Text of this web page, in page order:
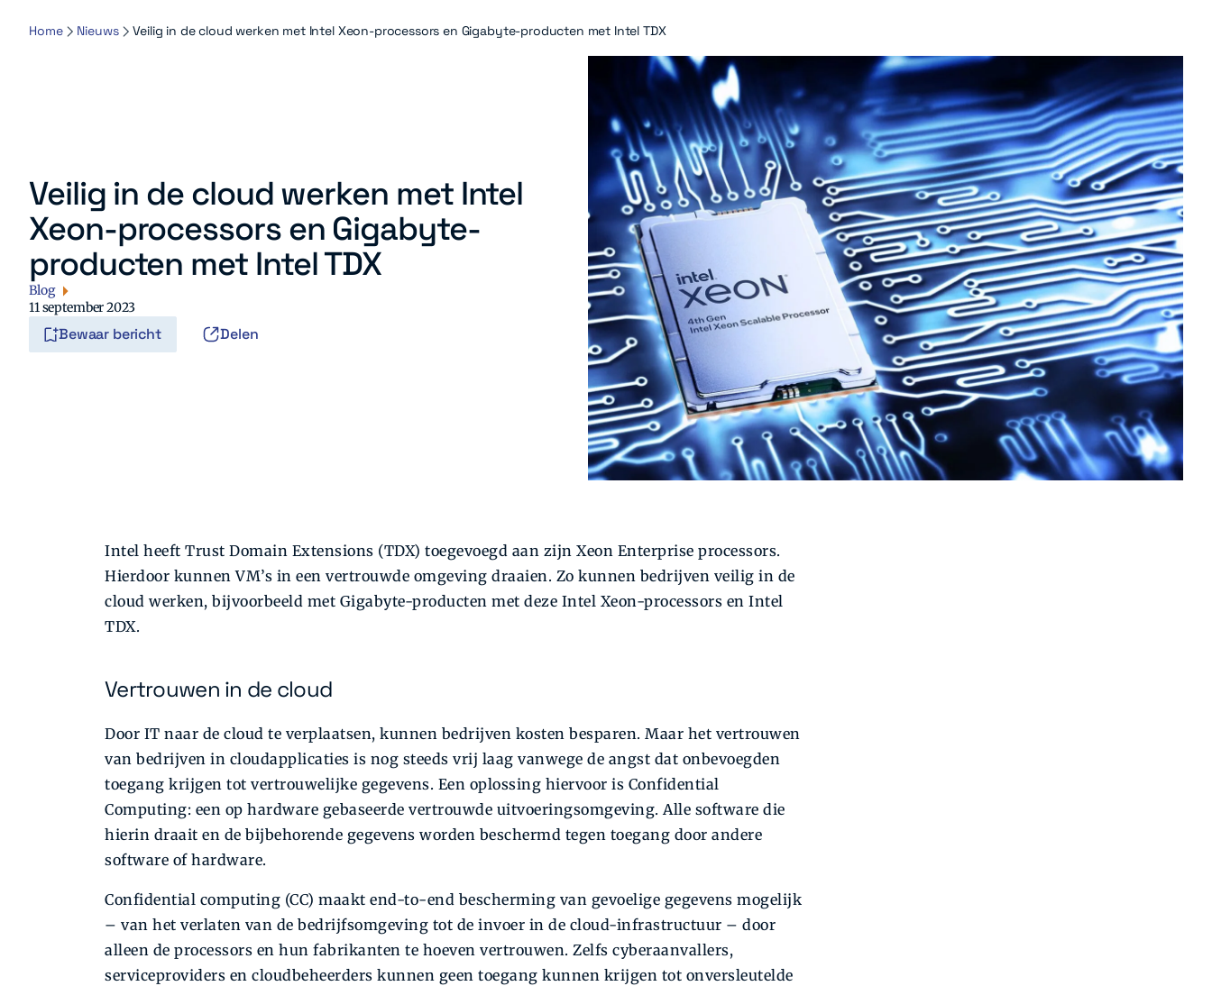
Home Nieuws Veilig in de cloud werken met Intel Xeon-processors en Gigabyte-producten met Intel TDX
Veilig in de cloud werken met Intel
Xeon-processors en Gigabyte-
producten met Intel TDX
Blog
11 september 2023
Bewaar bericht Delen
Intel heeft Trust Domain Extensions (TDX) toegevoegd aan zijn Xeon Enterprise processors.
Hierdoor kunnen VM’s in een vertrouwde omgeving draaien. Zo kunnen bedrijven veilig in de
cloud werken, bijvoorbeeld met Gigabyte-producten met deze Intel Xeon-processors en Intel
TDX.
Vertrouwen in de cloud
Door IT naar de cloud te verplaatsen, kunnen bedrijven kosten besparen. Maar het vertrouwen
van bedrijven in cloudapplicaties is nog steeds vrij laag vanwege de angst dat onbevoegden
toegang krijgen tot vertrouwelijke gegevens. Een oplossing hiervoor is Confidential
Computing: een op hardware gebaseerde vertrouwde uitvoeringsomgeving. Alle software die
hierin draait en de bijbehorende gegevens worden beschermd tegen toegang door andere
software of hardware.
Confidential computing (CC) maakt end-to-end bescherming van gevoelige gegevens mogelijk
– van het verlaten van de bedrijfsomgeving tot de invoer in de cloud-infrastructuur – door
alleen de processors en hun fabrikanten te hoeven vertrouwen. Zelfs cyberaanvallers,
serviceproviders en cloudbeheerders kunnen geen toegang kunnen krijgen tot onversleutelde